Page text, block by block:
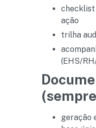
checklist
ação
trilha
(EHS/
geração